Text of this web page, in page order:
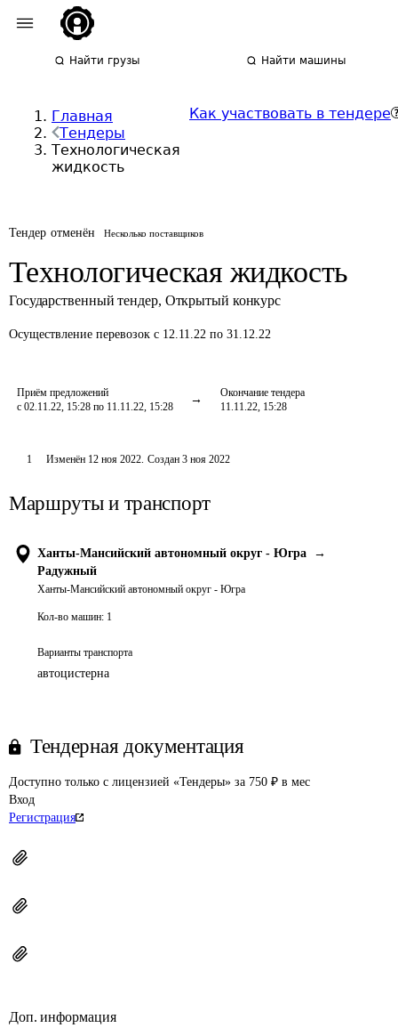
Найти грузы Найти машины
Главная
Тендеры
Технологическая
жидкость
Как участвовать в тендере
Тендер отменён Несколько поставщиков
Технологическая жидкость
Государственный тендер, Открытый конкурс
Осуществление перевозок с 12.11.22 по 31.12.22
Приём предложений
с 02.11.22, 15:28 по 11.11.22, 15:28
Окончание тендера
11.11.22, 15:28
1 Изменён 12 ноя 2022. Создан 3 ноя 2022
Маршруты и транспорт
Ханты-Мансийский автономный округ - Югра
→
Радужный
Ханты-Мансийский автономный округ - Югра
Кол-во машин: 1
Варианты транспорта
автоцистерна
Тендерная документация
Доступно только с лицензией «Тендеры» за 750 ₽ в мес
Вход
Регистрация
Доп. информация